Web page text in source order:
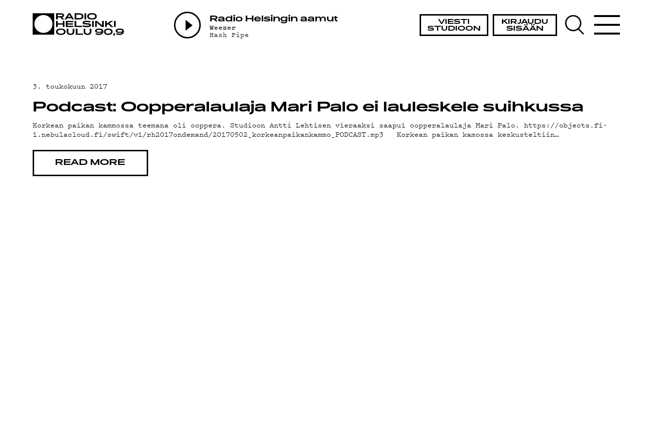
VIESTI
STUDIOON
KIRJAUDU
SISÄÄN
Radio Helsingin aamut
Weezer
Hash Pipe
AJANKOHTAISTA
TEKIJÄT
ON-DEMAND
PODCAST
3. toukokuun 2017
Podcast: Oopperalaulaja Mari Palo ei lauleskele suihkussa
Korkean paikan kammossa teemana oli ooppera. Studioon Antti Lehtisen vieraaksi saapui oopperalaulaja Mari Palo. https://objects.fi-
1.nebulacloud.fi/swift/v1/rh2017ondemand/20170502_korkeanpaikankammo_PODCAST.mp3 Korkean paikan kamossa keskusteltiin…
READ MORE